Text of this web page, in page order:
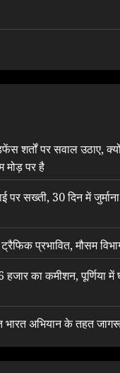
शर्तों पर सवाल उठाए,
मोड़ पर है
पर सख्ती, 30 दिन में
प्रभावित, मौसम
का कमीशन, पूर्णिया
अभियान के तहत